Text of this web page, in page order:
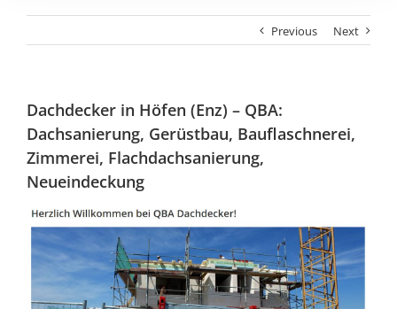
Previous Next
Dachdecker in Höfen (Enz) – QBA:
Dachsanierung, Gerüstbau, Bauflaschnerei,
Zimmerei, Flachdachsanierung,
Neueindeckung